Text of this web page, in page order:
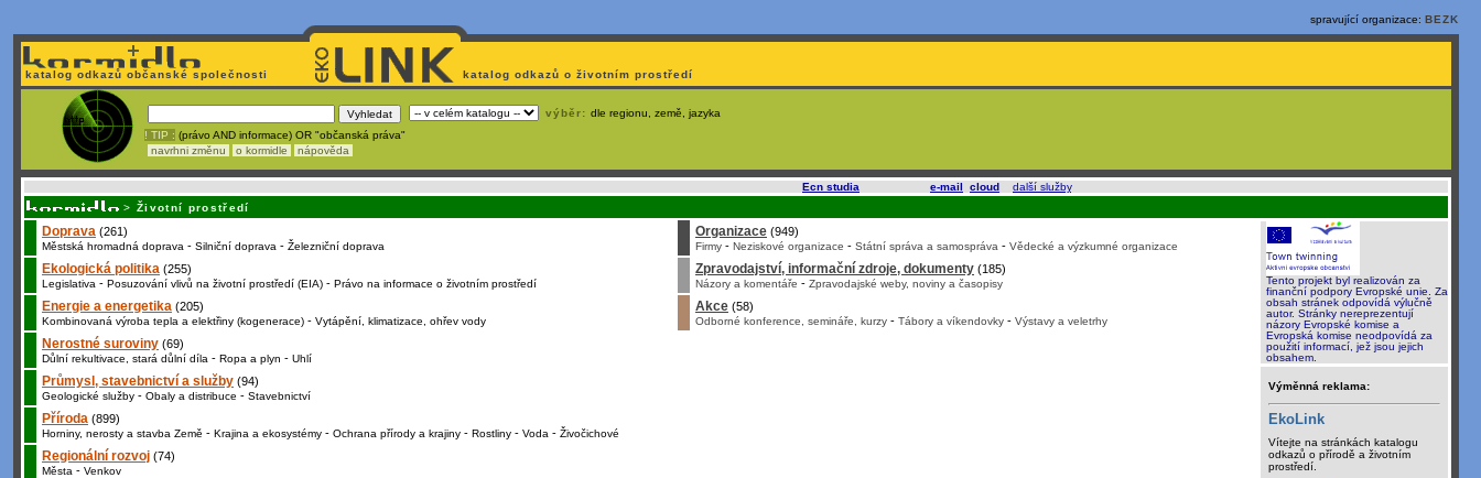
spravující organizace: BEZK
katalog odkazů občanské společnosti katalog odkazů o životním prostředí
výběr: dle regionu, země, jazyka
! TIP : (právo AND informace) OR "občanská práva"
navrhni změnu
o kormidle nápověda
Ecn studia e-mail cloud další služby.
> Životní prostředí
Doprava (261)
Městská hromadná doprava - Silniční doprava - Železniční doprava
Ekologická politika (255)
Legislativa - Posuzování vlivů na životní prostředí (EIA) - Právo na informace o životním prostředí
Energie a energetika (205)
Kombinovaná výroba tepla a elektřiny (kogenerace) - Vytápění, klimatizace, ohřev vody
Nerostné suroviny (69)
Důlní rekultivace, stará důlní díla - Ropa a plyn - Uhlí
Průmysl, stavebnictví a služby (94)
Geologické služby - Obaly a distribuce - Stavebnictví
Příroda (899)
Horniny, nerosty a stavba Země - Krajina a ekosystémy - Ochrana přírody a krajiny - Rostliny - Voda - Živočichové
Regionální rozvoj (74)
Města - Venkov
Organizace (949)
Firmy - Neziskové organizace - Státní správa a samospráva - Vědecké a výzkumné organizace
Zpravodajství, informační zdroje, dokumenty (185)
Názory a komentáře - Zpravodajské weby, noviny a časopisy
Akce (58)
Odborné konference, semináře, kurzy - Tábory a víkendovky - Výstavy a veletrhy
Tento projekt byl realizován za
finanční podpory Evropské unie. Za
obsah stránek odpovídá výlučně
autor. Stránky nereprezentují
názory Evropské komise a
Evropská komise neodpovídá za
použití informací, jež jsou jejich
obsahem.
Výměnná reklama:
EkoLink
Vítejte na stránkách katalogu
odkazů o přírodě a životním
prostředí.